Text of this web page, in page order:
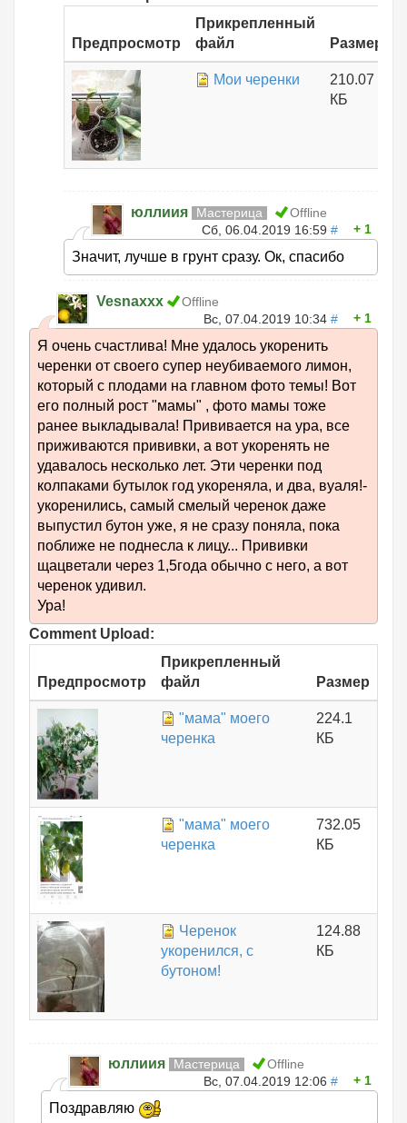
Предпросмотр
Прикрепленный
файл
Размер
Мои черенки
210.07
КБ
юллиия Мастерица
Offline
Сб, 06.04.2019 16:59 # 1
Значит, лучше в грунт сразу. Ок, спасибо
Vesnaxxx
Offline
Вс, 07.04.2019 10:34 # 1
Я очень счастлива! Мне удалось укоренить
черенки от своего супер неубиваемого лимон,
который с плодами на главном фото темы! Вот
его полный рост "мамы" , фото мамы тоже
ранее выкладывала! Прививается на ура, все
приживаются прививки, а вот укоренять не
удавалось несколько лет. Эти черенки под
колпаками бутылок год укореняла, и два, вуаля!-
укоренились, самый смелый черенок даже
выпустил бутон уже, я не сразу поняла, пока
поближе не поднесла к лицу... Прививки
щацветали через 1,5года обычно с него, а вот
черенок удивил.
Ура!
Comment Upload:
Предпросмотр
Прикрепленный
файл
Размер
"мама" моего
черенка
224.1
КБ
"мама" моего
черенка
732.05
КБ
Черенок
укоренился, с
бутоном!
124.88
КБ
юллиия Мастерица
Offline
Вс, 07.04.2019 12:06 # 1
Поздравляю